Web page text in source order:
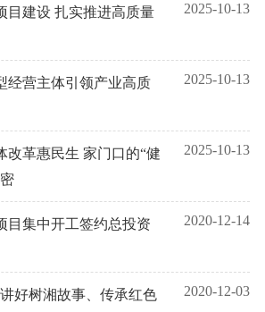
目建设 扎实推进高质量
2025-10-13
经营主体引领产业高质
2025-10-13
改革惠民生 家门口的“健
2025-10-13
目集中开工签约总投资
2020-12-14
好树湘故事、传承红色
2020-12-03